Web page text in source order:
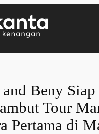
Beny Siap
Tour
Pertama di